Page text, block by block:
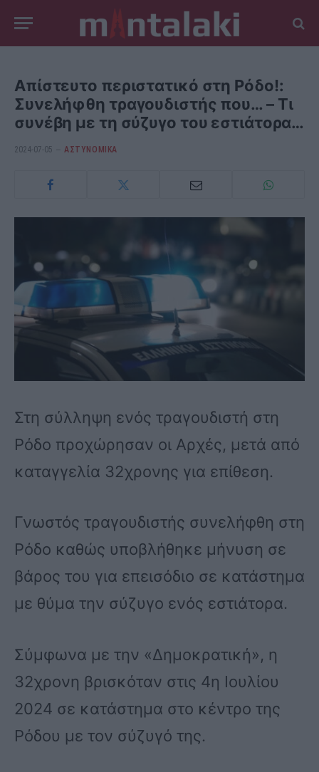
Απίστευτο περιστατικό στη Ρόδο!:
Συνελήφθη τραγουδιστής που… – Τι
συνέβη με τη σύζυγο του εστιάτορα…
2024-07-05 ΑΣΤΥΝΟΜΙΚΑ
Στη σύλληψη ενός τραγουδιστή στη
Ρόδο προχώρησαν οι Αρχές, μετά από
καταγγελία 32χρονης για επίθεση.
Γνωστός τραγουδιστής συνελήφθη στη
Ρόδο καθώς υποβλήθηκε μήνυση σε
βάρος του για επεισόδιο σε κατάστημα
με θύμα την σύζυγο ενός εστιάτορα.
Σύμφωνα με την «Δημοκρατική», η
32χρονη βρισκόταν στις 4η Ιουλίου
2024 σε κατάστημα στο κέντρο της
Ρόδου με τον σύζυγό της.